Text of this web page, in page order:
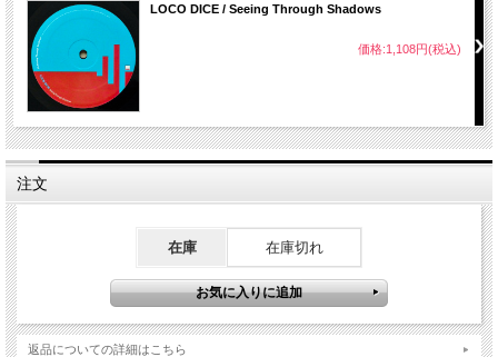
LOCO DICE / Seeing Through Shadows
価格:1,108円(税込)
注文
在庫 在庫切れ
返品についての詳細はこちら